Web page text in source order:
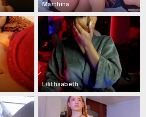
Marthina
Lilithsabeth